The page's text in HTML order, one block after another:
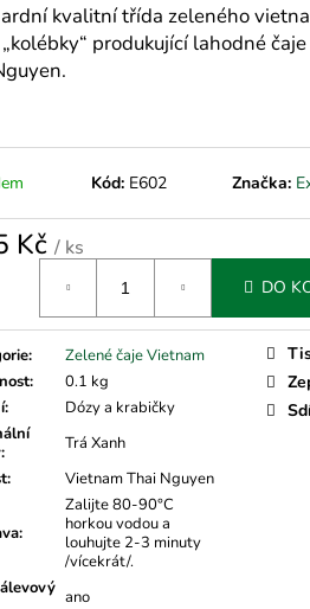
kvalitní třída zeleného
produkující lahodné
Kód: E602 Značka:
Kč / ks
DO
:
Zelené čaje Vietnam
:
0.1 kg
:
Dózy a krabičky
:
Trá Xanh
: Vietnam Thai Nguyen
:
Zalijte 80-90°C
horkou vodou a
louhujte 2-3 minuty
/vícekrát/.
ano